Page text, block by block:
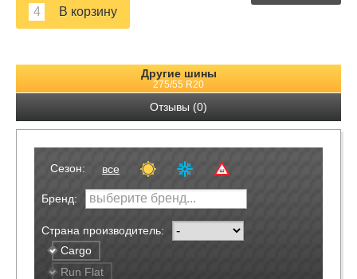
Другие шины
275/55 R20
Отзывы (0)
Сезон: все
Бренд:
Страна производитель:
Cargo
Run Flat